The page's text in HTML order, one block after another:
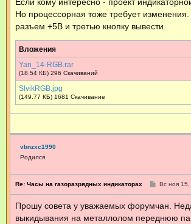
Но процессорная тоже требует
разъем +5В и третью кнопку вывести.
Вложения
Yan_14-RGB.rar
(18.54 КБ) 296 Скачиваний
SlvikRGB.jpg
(149.77 КБ) 1681 Скачивание
vbnzxc1990
Родился
Re: Часы на газоразрядных индикаторах
С
б
е
Вс ноя
Прошу совета у уважаемых форумчан.
выкидывания на металлолом переднюю